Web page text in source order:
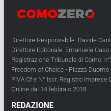
Direttore Responsabile: Davide
Direttore Editoriale: Emanuele Caso
Registrazione Tribunale di Como:
Freedom of Choice - Piazza
PIVA Cf e N° Iscr. Registro Imprese
Online dal 14 febbraio 2018
REDAZIONE